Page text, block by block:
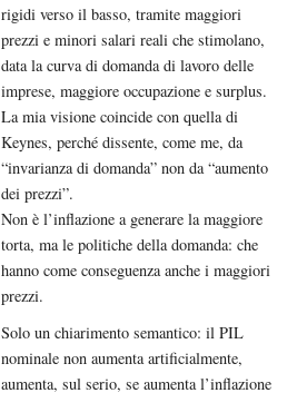
rigidi verso il basso, tramite maggiori
prezzi e minori salari reali che stimolano,
data la curva di domanda di lavoro delle
imprese, maggiore occupazione e surplus.
La mia visione coincide con quella di
Keynes, perché dissente, come me, da
“invarianza di domanda” non da “aumento
dei prezzi”.
Non è l’inflazione a generare la maggiore
torta, ma le politiche della domanda: che
hanno come conseguenza anche i maggiori
prezzi.
Solo un chiarimento semantico: il PIL
nominale non aumenta artificialmente,
aumenta, sul serio, se aumenta l’inflazione